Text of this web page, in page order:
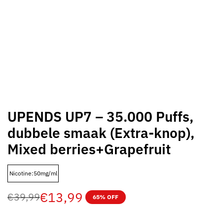
UPENDS UP7 – 35.000 Puffs,
dubbele smaak (Extra-knop),
Mixed berries+Grapefruit
Nicotine:50mg/ml
€39,99€13,99 65% OFF